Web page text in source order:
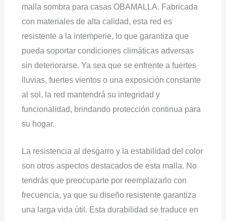
malla sombra para casas OBAMALLA. Fabricada
con materiales de alta calidad, esta red es
resistente a la intemperie, lo que garantiza que
pueda soportar condiciones climáticas adversas
sin deteriorarse. Ya sea que se enfrente a fuertes
lluvias, fuertes vientos o una exposición constante
al sol, la red mantendrá su integridad y
funcionalidad, brindando protección continua para
su hogar.
La resistencia al desgarro y la estabilidad del color
son otros aspectos destacados de esta malla. No
tendrás que preocuparte por reemplazarlo con
frecuencia, ya que su diseño resistente garantiza
una larga vida útil. Esta durabilidad se traduce en